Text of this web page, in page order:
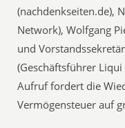
(nachdenkseiten.de),
Network), Wolfgang
und
(Geschäftsführer
Aufruf fordert die
Vermögensteuer auf